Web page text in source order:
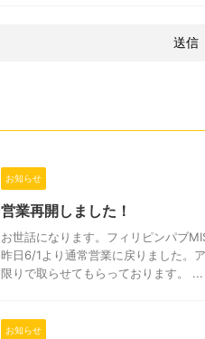
お知らせ
営業再開しました！
お世話になります。フィリピンパブ
昨日6/1より通常営業に戻りました。
限りで取らせてもらっております。 ...
お知らせ